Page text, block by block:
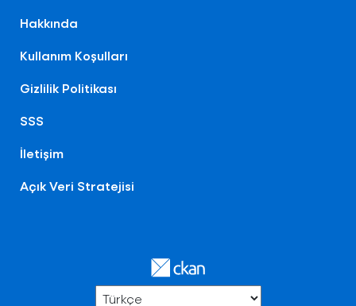
Hakkında
Kullanım Koşulları
Gizlilik Politikası
SSS
İletişim
Açık Veri Stratejisi